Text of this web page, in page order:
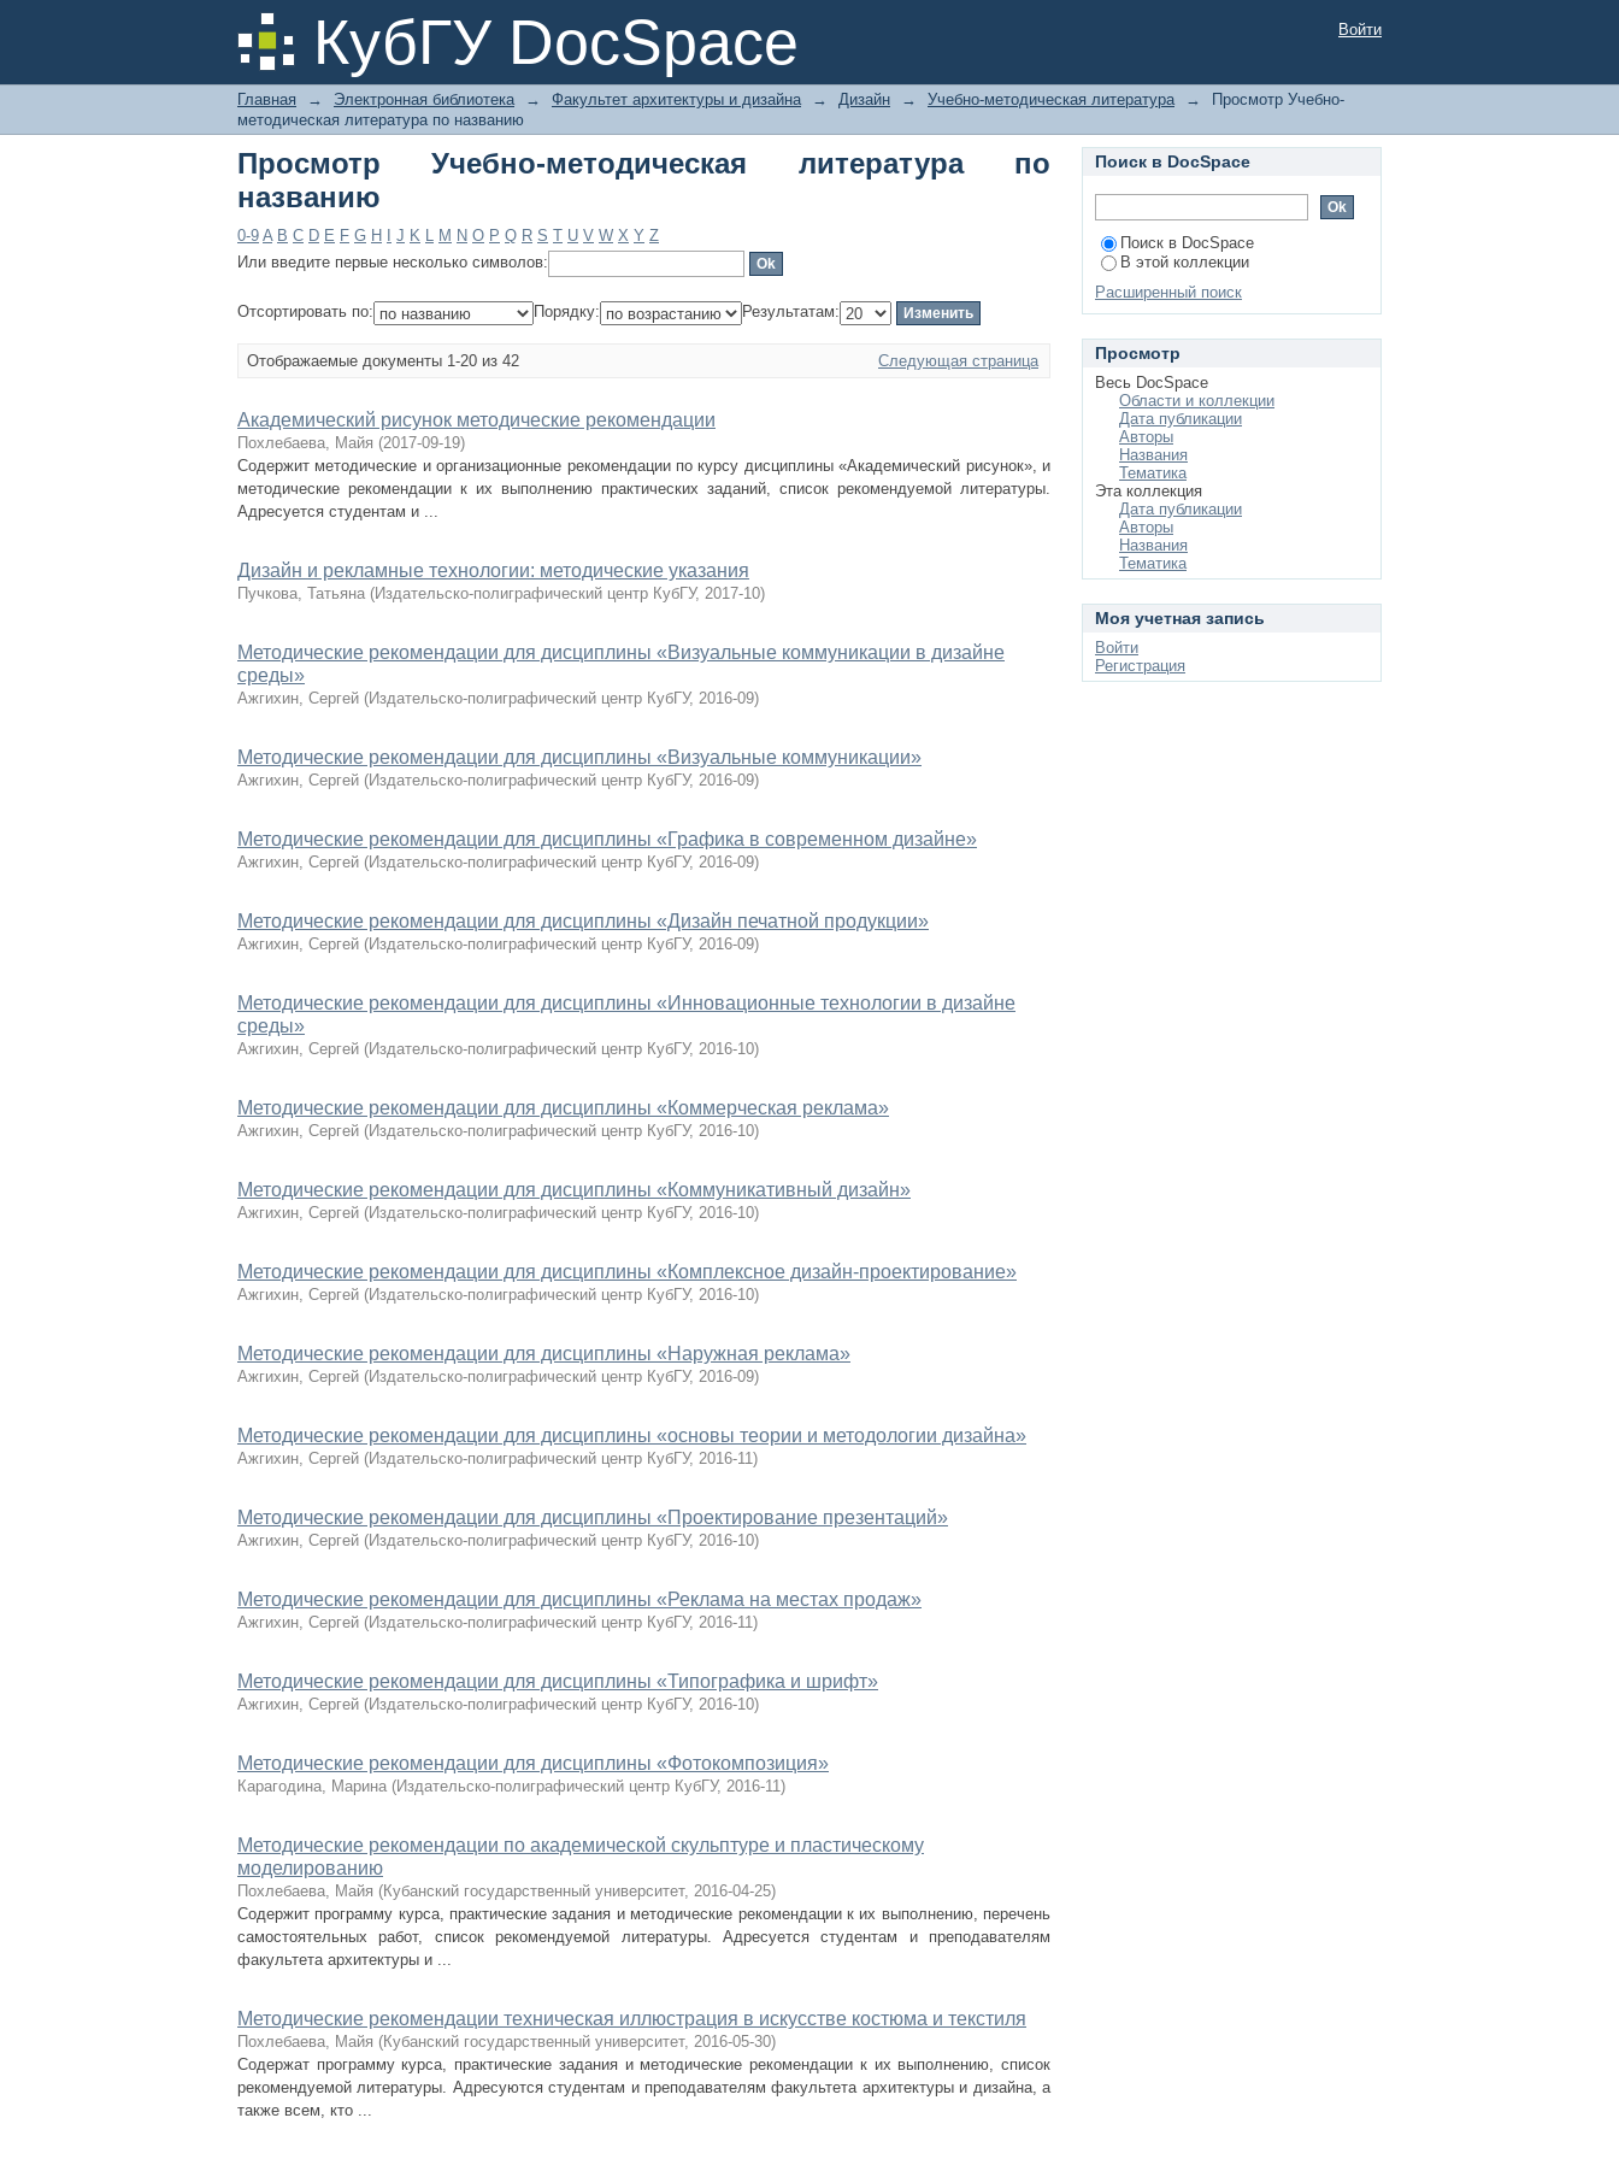
КубГУ DocSpace
Просмотр Учебно-методическая литература по названию Войти
Главная → Электронная библиотека → Факультет архитектуры и дизайна → Дизайн → Учебно-методическая литература →
Просмотр Учебно-
методическая литература по названию
Просмотр Учебно-методическая литература по
названию
0-9 A B C D E F G H J K L M N O P Q R S T U V W X Y Z
Или введите первые несколько символов:
Отсортировать по: Порядку: Результатам:
Отображаемые документы 1-20 из 42 Следующая страница
Академический рисунок методические рекомендации
Похлебаева, Майя (2017-09-19)
Содержит методические и организационные рекомендации по курсу дисциплины «Академический рисунок», и
методические рекомендации к их выполнению практических заданий, список рекомендуемой литературы.
Адресуется студентам и ...
Дизайн и рекламные технологии: методические указания
Пучкова, Татьяна (Издательско-полиграфический центр КубГУ, 2017-10)
Методические рекомендации для дисциплины «Визуальные коммуникации в дизайне
среды»
Ажгихин, Сергей (Издательско-полиграфический центр КубГУ, 2016-09)
Методические рекомендации для дисциплины «Визуальные коммуникации»
Ажгихин, Сергей (Издательско-полиграфический центр КубГУ, 2016-09)
Методические рекомендации для дисциплины «Графика в современном дизайне»
Ажгихин, Сергей (Издательско-полиграфический центр КубГУ, 2016-09)
Методические рекомендации для дисциплины «Дизайн печатной продукции»
Ажгихин, Сергей (Издательско-полиграфический центр КубГУ, 2016-09)
Методические рекомендации для дисциплины «Инновационные технологии в дизайне
среды»
Ажгихин, Сергей (Издательско-полиграфический центр КубГУ, 2016-10)
Методические рекомендации для дисциплины «Коммерческая реклама»
Ажгихин, Сергей (Издательско-полиграфический центр КубГУ, 2016-10)
Методические рекомендации для дисциплины «Коммуникативный дизайн»
Ажгихин, Сергей (Издательско-полиграфический центр КубГУ, 2016-10)
Методические рекомендации для дисциплины «Комплексное дизайн-проектирование»
Ажгихин, Сергей (Издательско-полиграфический центр КубГУ, 2016-10)
Методические рекомендации для дисциплины «Наружная реклама»
Ажгихин, Сергей (Издательско-полиграфический центр КубГУ, 2016-09)
Методические рекомендации для дисциплины «основы теории и методологии дизайна»
Ажгихин, Сергей (Издательско-полиграфический центр КубГУ, 2016-11)
Методические рекомендации для дисциплины «Проектирование презентаций»
Ажгихин, Сергей (Издательско-полиграфический центр КубГУ, 2016-10)
Методические рекомендации для дисциплины «Реклама на местах продаж»
Ажгихин, Сергей (Издательско-полиграфический центр КубГУ, 2016-11)
Методические рекомендации для дисциплины «Типографика и шрифт»
Ажгихин, Сергей (Издательско-полиграфический центр КубГУ, 2016-10)
Методические рекомендации для дисциплины «Фотокомпозиция»
Карагодина, Марина (Издательско-полиграфический центр КубГУ, 2016-11)
Методические рекомендации по академической скульптуре и пластическому
моделированию
Похлебаева, Майя (Кубанский государственный университет, 2016-04-25)
Содержит программу курса, практические задания и методические рекомендации к их выполнению, перечень
самостоятельных работ, список рекомендуемой литературы. Адресуется студентам и преподавателям
факультета архитектуры и ...
Методические рекомендации техническая иллюстрация в искусстве костюма и текстиля
Похлебаева, Майя (Кубанский государственный университет, 2016-05-30)
Содержат программу курса, практические задания и методические рекомендации к их выполнению, список
рекомендуемой литературы. Адресуются студентам и преподавателям факультета архитектуры и дизайна, а
также всем, кто ...
Поиск в DocSpace
Поиск в DocSpace
В этой коллекции
Расширенный поиск
Просмотр
Весь DocSpace
Области и коллекции
Дата публикации
Авторы
Названия
Тематика
Эта коллекция
Дата публикации
Авторы
Названия
Тематика
Моя учетная запись
Войти
Регистрация